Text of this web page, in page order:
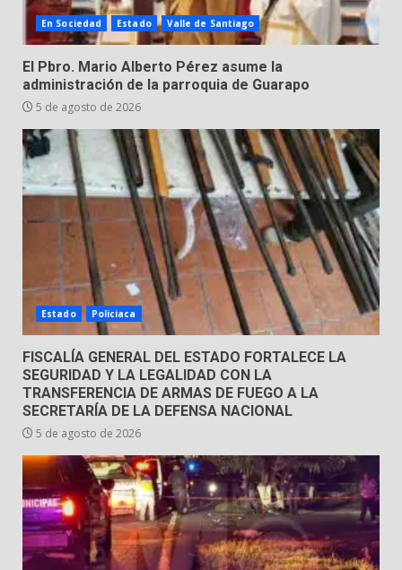
Emboscada a policías en Yuriria
31 de julio de 2026
En Sociedad Estado Valle de Santiago
El Pbro. Mario Alberto Pérez asume la
administración de la parroquia de Guarapo
5 de agosto de 2026
Estado Policiaca
FISCALÍA GENERAL DEL ESTADO FORTALECE LA
SEGURIDAD Y LA LEGALIDAD CON LA
TRANSFERENCIA DE ARMAS DE FUEGO A LA
SECRETARÍA DE LA DEFENSA NACIONAL
5 de agosto de 2026